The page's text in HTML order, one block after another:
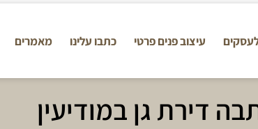
עיצוב פנים פרטי כתבו עלינו מאמרים
דירת גן במודיעין